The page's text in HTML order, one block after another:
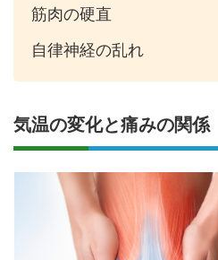
筋肉の硬直
自律神経の乱れ
気温の変化と痛みの関係